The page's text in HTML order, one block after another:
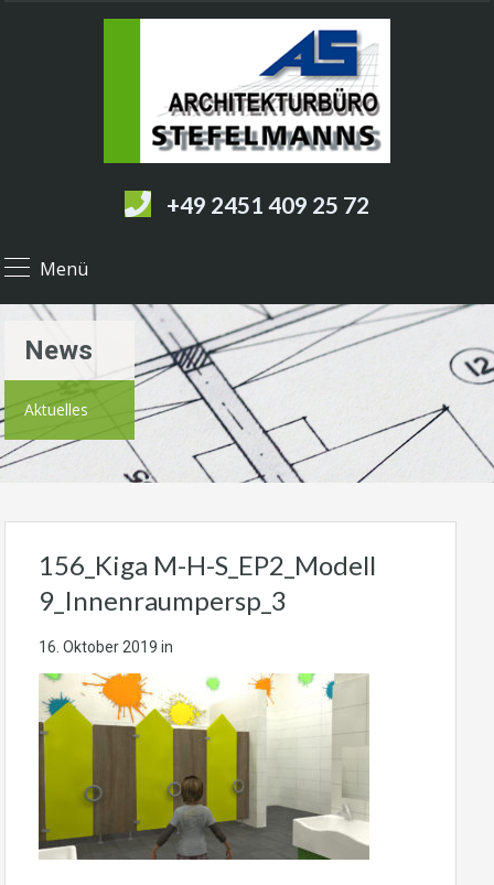
+49 2451 409 25 72
Menü
News
Aktuelles
156_Kiga M-H-S_EP2_Modell
9_Innenraumpersp_3
16. Oktober 2019 in